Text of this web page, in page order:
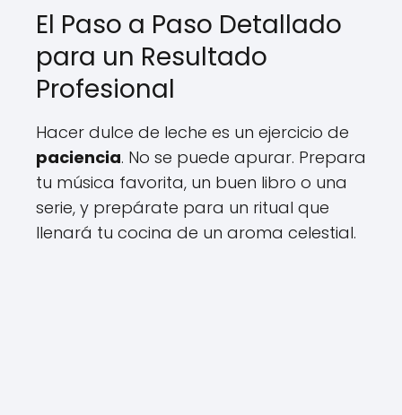
El Paso a Paso Detallado
para un Resultado
Profesional
Hacer dulce de leche es un ejercicio de
paciencia. No se puede apurar. Prepara
tu música favorita, un buen libro o una
serie, y prepárate para un ritual que
llenará tu cocina de un aroma celestial.